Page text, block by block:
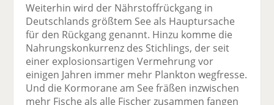
Weiterhin wird der Nährstoffrückgang in
Deutschlands größtem See als Hauptursache
für den Rückgang genannt. Hinzu komme die
Nahrungskonkurrenz des Stichlings, der seit
einer explosionsartigen Vermehrung vor
einigen Jahren immer mehr Plankton wegfresse.
Und die Kormorane am See fräßen inzwischen
mehr Fische als alle Fischer zusammen fangen